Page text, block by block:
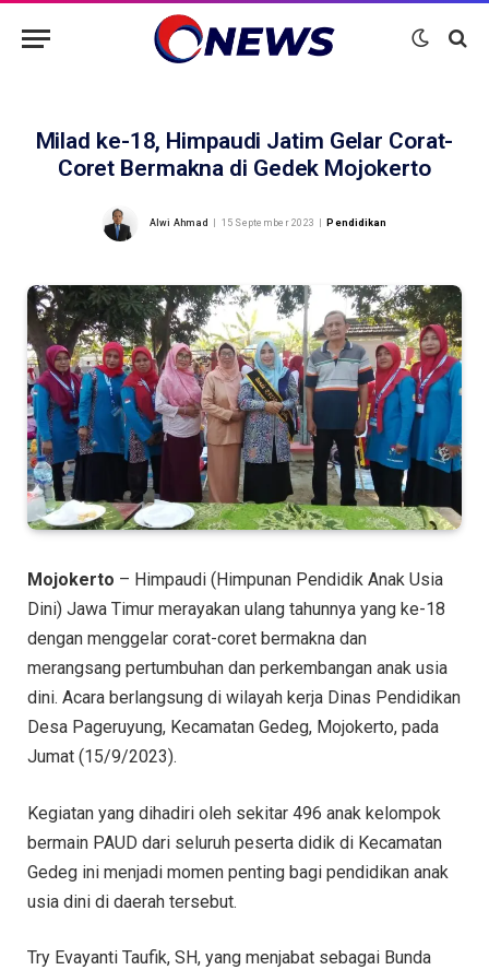
Milad ke-18, Himpaudi Jatim Gelar Corat-
Coret Bermakna di Gedek Mojokerto
Alwi Ahmad 15 September 2023 Pendidikan
Mojokerto – Himpaudi (Himpunan Pendidik Anak Usia
Dini) Jawa Timur merayakan ulang tahunnya yang ke-18
dengan menggelar corat-coret bermakna dan
merangsang pertumbuhan dan perkembangan anak usia
dini. Acara berlangsung di wilayah kerja Dinas Pendidikan
Desa Pageruyung, Kecamatan Gedeg, Mojokerto, pada
Jumat (15/9/2023).
Kegiatan yang dihadiri oleh sekitar 496 anak kelompok
bermain PAUD dari seluruh peserta didik di Kecamatan
Gedeg ini menjadi momen penting bagi pendidikan anak
usia dini di daerah tersebut.
Try Evayanti Taufik, SH, yang menjabat sebagai Bunda